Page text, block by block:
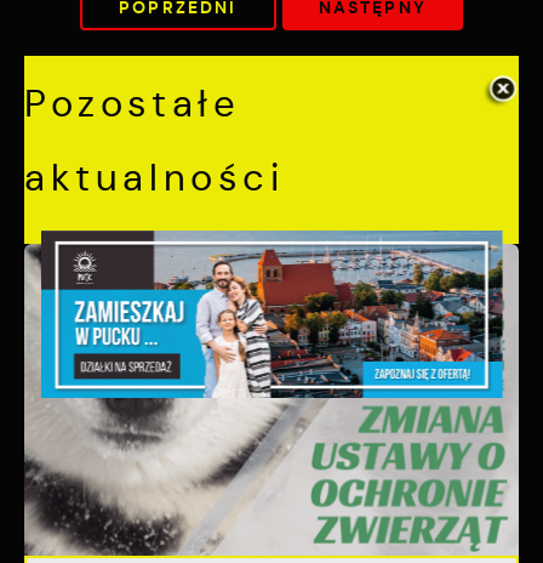
POPRZEDNI NASTĘPNY
Pozostałe
aktualności